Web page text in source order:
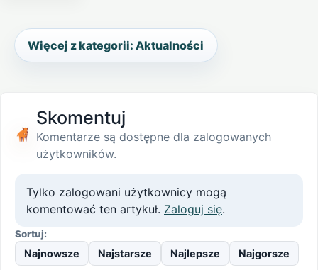
Więcej z kategorii: Aktualności
Skomentuj
Komentarze są dostępne dla zalogowanych
użytkowników.
Tylko zalogowani użytkownicy mogą
komentować ten artykuł. Zaloguj się.
Sortuj:
Najnowsze Najstarsze Najlepsze Najgorsze